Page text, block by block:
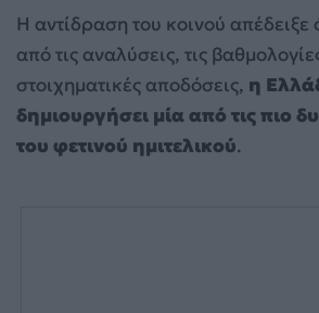
Η αντίδραση του κοινού απέδειξε
από τις αναλύσεις, τις
στοιχηματικές αποδόσεις, η
δημιουργήσει μία από τις πιο
του φετινού ημιτελικού.